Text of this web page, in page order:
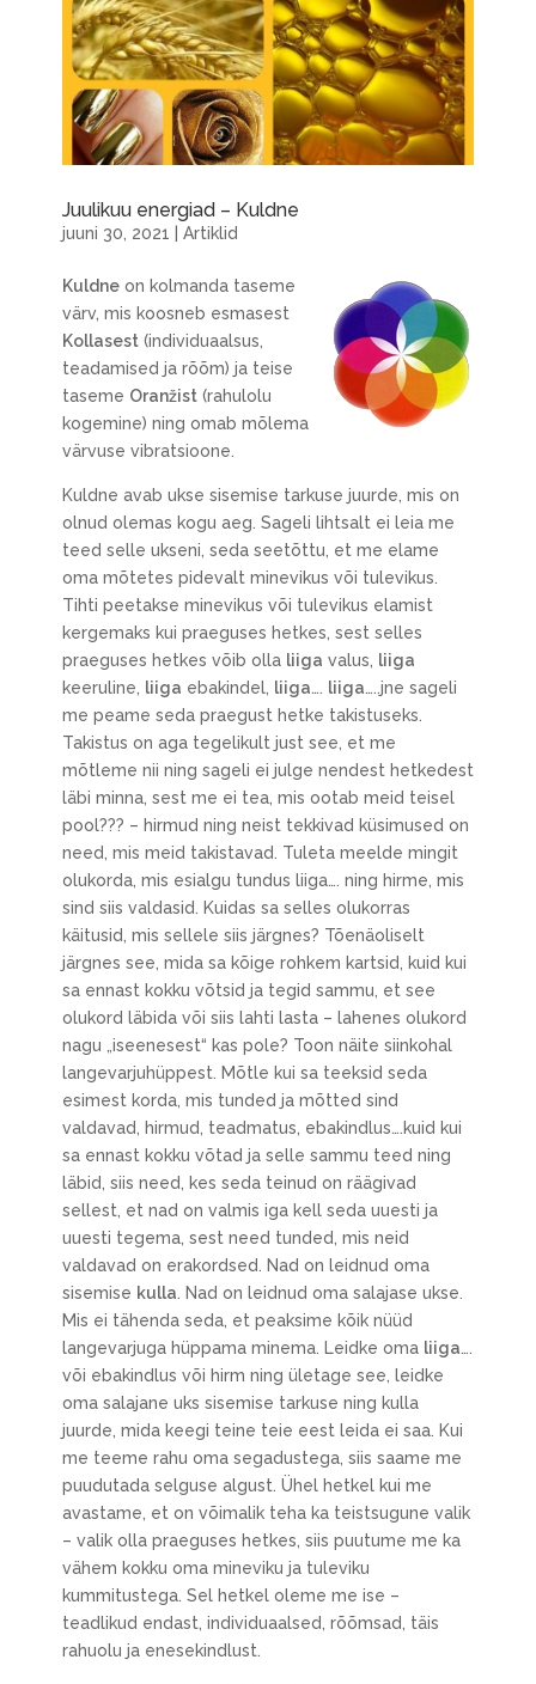
Juulikuu energiad – Kuldne
juuni 30, 2021 Artiklid
Kuldneon kolmanda taseme
värv, mis koosneb esmasest
Kollasest(individuaalsus,
teadamised ja rõõm) ja teise
taseme Oranžist(rahulolu
kogemine) ning omab mõlema
värvuse vibratsioone.
Kuldne avab ukse sisemise tarkuse juurde, mis on
olnud olemas kogu aeg. Sageli lihtsalt ei leia me
teed selle ukseni, seda seetõttu, et me elame
oma mõtetes pidevalt minevikus või tulevikus.
Tihti peetakse minevikus või tulevikus elamist
kergemaks kui praeguses hetkes, sest selles
praeguses hetkes võib olla liiga valus, liiga
keeruline, liiga ebakindel, liiga…. liiga…..jne sageli
me peame seda praegust hetke takistuseks.
Takistus on aga tegelikult just see, et me
mõtleme nii ning sageli ei julge nendest hetkedest
läbi minna, sest me ei tea, mis ootab meid teisel
pool??? – hirmud ning neist tekkivad küsimused on
need, mis meid takistavad. Tuleta meelde mingit
olukorda, mis esialgu tundus liiga…. ning hirme, mis
sind siis valdasid. Kuidas sa selles olukorras
käitusid, mis sellele siis järgnes? Tõenäoliselt
järgnes see, mida sa kõige rohkem kartsid, kuid kui
sa ennast kokku võtsid ja tegid sammu, et see
olukord läbida või siis lahti lasta – lahenes olukord
nagu „iseenesest“ kas pole? Toon näite siinkohal
langevarjuhüppest. Mõtle kui sa teeksid seda
esimest korda, mis tunded ja mõtted sind
valdavad, hirmud, teadmatus, ebakindlus….kuid kui
sa ennast kokku võtad ja selle sammu teed ning
läbid, siis need, kes seda teinud on räägivad
sellest, et nad on valmis iga kell seda uuesti ja
uuesti tegema, sest need tunded, mis neid
valdavad on erakordsed. Nad on leidnud oma
sisemise kulla. Nad on leidnud oma salajase ukse.
Mis ei tähenda seda, et peaksime kõik nüüd
langevarjuga hüppama minema. Leidke oma liiga….
või ebakindlus või hirm ning ületage see, leidke
oma salajane uks sisemise tarkuse ning kulla
juurde, mida keegi teine teie eest leida ei saa. Kui
me teeme rahu oma segadustega, siis saame me
puudutada selguse algust. Ühel hetkel kui me
avastame, et on võimalik teha ka teistsugune valik
– valik olla praeguses hetkes, siis puutume me ka
vähem kokku oma mineviku ja tuleviku
kummitustega. Sel hetkel oleme me ise –
teadlikud endast, individuaalsed, rõõmsad, täis
rahuolu ja enesekindlust.